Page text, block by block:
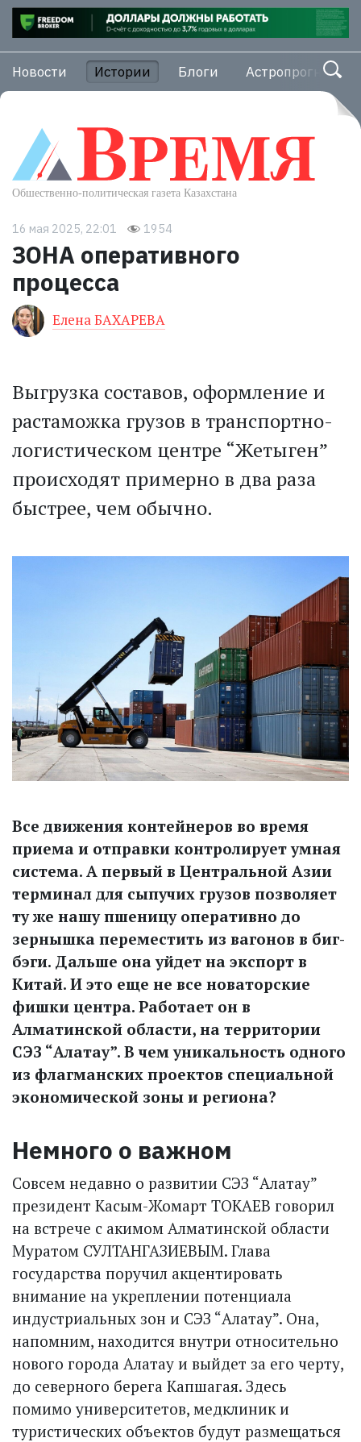
Новости Истории Блоги Астропрогноз
16 мая 2025, 22:01 1954
ЗОНА оперативного
процесса
Елена БАХАРЕВА
Выгрузка составов, оформление и
растаможка грузов в транспортно-
логистическом центре “Жетыген”
происходят примерно в два раза
быстрее, чем обычно.
Все движения контейнеров во время
приема и отправки конт­ролирует умная
система. А первый в Центральной Азии
терминал для сыпучих грузов позволяет
ту же нашу пшеницу оперативно до
зернышка переместить из вагонов в биг-
бэги. Дальше она уйдет на экспорт в
Китай. И это еще не все новаторские
фишки центра. Работает он в
Алматинской области, на территории
СЭЗ “Алатау”. В чем уникальность одного
из флагманских проектов специальной
экономической зоны и региона?
Немного о важном
Совсем недавно о развитии СЭЗ “Алатау”
президент Касым-Жомарт ТОКАЕВ говорил
на встрече с акимом Алматинской области
Муратом СУЛТАНГАЗИЕВЫМ. Глава
государства поручил акцентировать
внимание на укреплении потенциала
индустриальных зон и СЭЗ “Алатау”. Она,
напомним, находится внутри относительно
нового города Алатау и выйдет за его черту,
до северного берега Капшагая. Здесь
помимо университетов, медклиник и
туристических объектов будут размещаться